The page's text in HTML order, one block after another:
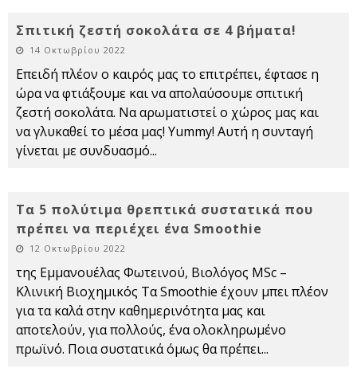
Σπιτική ζεστή σοκολάτα σε 4 βήματα!
14 Οκτωβρίου 2022
Επειδή πλέον ο καιρός μας το επιτρέπει, έφτασε η
ώρα να φτιάξουμε και να απολαύσουμε σπιτική
ζεστή σοκολάτα. Να αρωματιστεί ο χώρος μας και
να γλυκαθεί το μέσα μας! Yummy! Αυτή η συνταγή
γίνεται με συνδυασμό...
Τα 5 πολύτιμα θρεπτικά συστατικά που
πρέπει να περιέχει ένα Smoothie
12 Οκτωβρίου 2022
της Εμμανουέλας Φωτεινού, Βιολόγος MSc –
Κλινική Βιοχημικός Τα Smoothie έχουν μπει πλέον
για τα καλά στην καθημερινότητα μας και
αποτελούν, για πολλούς, ένα ολοκληρωμένο
πρωϊνό. Ποια συστατικά όμως θα πρέπει...